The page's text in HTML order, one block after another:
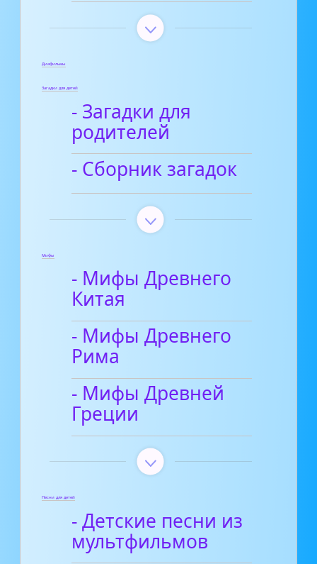
Диафильмы
Загадки для детей
- Загадки для
родителей
- Сборник загадок
Мифы
- Мифы Древнего
Китая
- Мифы Древнего
Рима
- Мифы Древней
Греции
Песни для детей
- Детские песни из
мультфильмов